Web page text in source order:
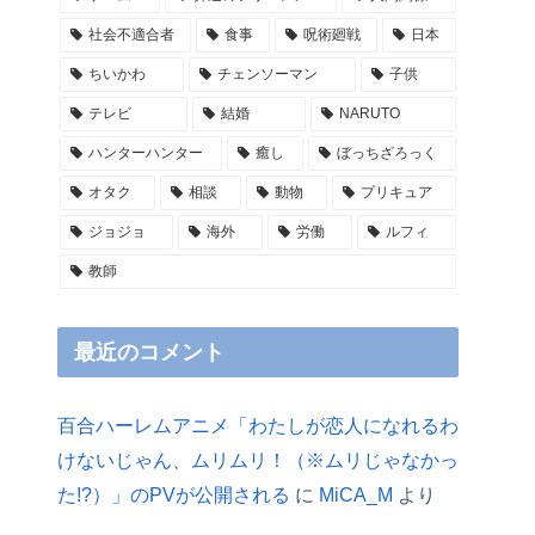
社会不適合者 食事 呪術廻戦 日本
ちいかわ チェンソーマン 子供
テレビ 結婚 NARUTO
ハンターハンター 癒し ぼっちざろっく
オタク 相談 動物 プリキュア
ジョジョ 海外 労働 ルフィ
教師
最近のコメント
百合ハーレムアニメ「わたしが恋人になれるわ
けないじゃん、ムリムリ！（※ムリじゃなかっ
た!?）」のPVが公開される に MiCA_M より